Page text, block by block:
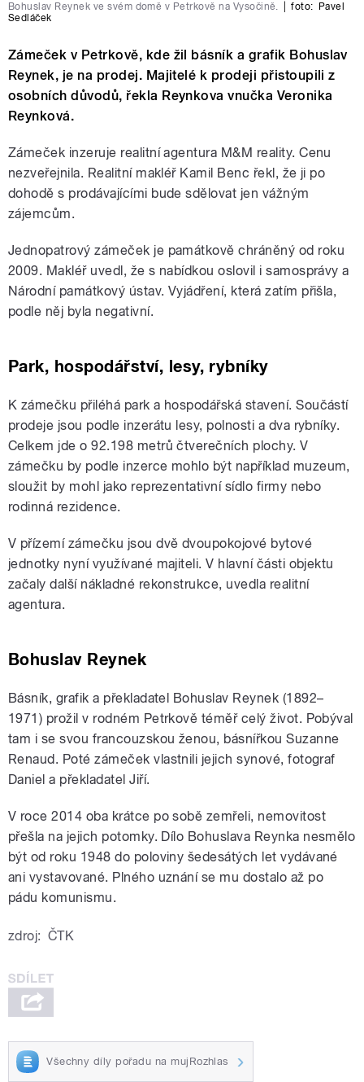
Bohuslav Reynek ve svém domě v Petrkově na Vysočině. foto:
Pavel
Sedláček
Zámeček v Petrkově, kde žil básník a grafik Bohuslav
Reynek, je na prodej. Majitelé k prodeji přistoupili z
osobních důvodů, řekla Reynkova vnučka Veronika
Reynková.
Zámeček inzeruje realitní agentura M&M reality. Cenu
nezveřejnila. Realitní makléř Kamil Benc řekl, že ji po
dohodě s prodávajícími bude sdělovat jen vážným
zájemcům.
Jednopatrový zámeček je památkově chráněný od roku
2009. Makléř uvedl, že s nabídkou oslovil i samosprávy a
Národní památkový ústav. Vyjádření, která zatím přišla,
podle něj byla negativní.
Park, hospodářství, lesy, rybníky
K zámečku přiléhá park a hospodářská stavení. Součástí
prodeje jsou podle inzerátu lesy, polnosti a dva rybníky.
Celkem jde o 92.198 metrů čtverečních plochy. V
zámečku by podle inzerce mohlo být například muzeum,
sloužit by mohl jako reprezentativní sídlo firmy nebo
rodinná rezidence.
V přízemí zámečku jsou dvě dvoupokojové bytové
jednotky nyní využívané majiteli. V hlavní části objektu
začaly další nákladné rekonstrukce, uvedla realitní
agentura.
Bohuslav Reynek
Básník, grafik a překladatel Bohuslav Reynek (1892–
1971) prožil v rodném Petrkově téměř celý život. Pobýval
tam i se svou francouzskou ženou, básnířkou Suzanne
Renaud. Poté zámeček vlastnili jejich synové, fotograf
Daniel a překladatel Jiří.
V roce 2014 oba krátce po sobě zemřeli, nemovitost
přešla na jejich potomky. Dílo Bohuslava Reynka nesmělo
být od roku 1948 do poloviny šedesátých let vydávané
ani vystavované. Plného uznání se mu dostalo až po
pádu komunismu.
zdroj: ČTK
Všechny díly pořadu na mujRozhlas